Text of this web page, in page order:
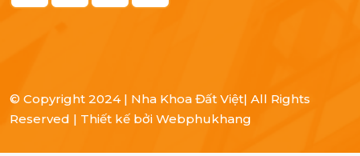
© Copyright 2024 | Nha Khoa Đất Việt| All Rights
Reserved | Thiết kế bởi Webphukhang